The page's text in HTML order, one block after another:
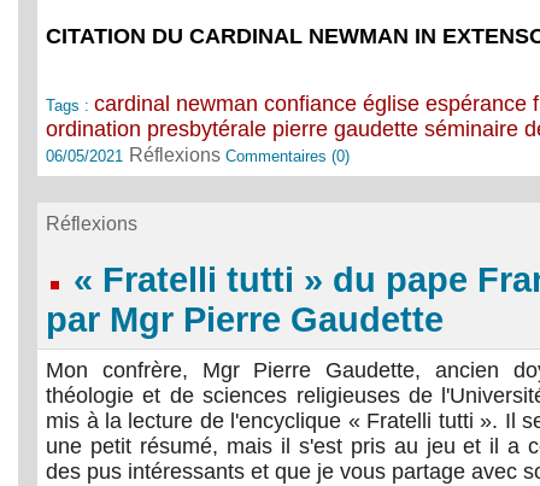
CITATION DU CARDINAL NEWMAN IN
Tags :cardinal newman confiance église espérance
ordination presbytérale pierre gaudette séminaire
06/05/2021 RéflexionsCommentaires (0)
Réflexions
« Fratelli tutti » du pape
par Mgr Pierre Gaudette
Mon confrère, Mgr Pierre Gaudette, ancien
théologie et de sciences religieuses de
mis à la lecture de l'encyclique « Fratelli tutti ». Il
une petit résumé, mais il s'est pris au jeu et il a
des pus intéressants et que je vous partage avec